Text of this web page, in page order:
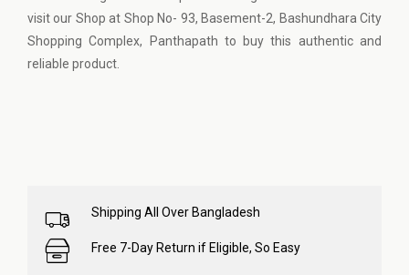
visit our Shop at Shop No- 93, Basement-2, Bashundhara City
Shopping Complex, Panthapath to buy this authentic and
reliable product.
Shipping All Over Bangladesh
Free 7-Day Return if Eligible, So Easy